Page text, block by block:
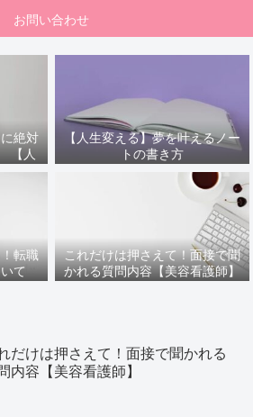
お問い合わせ
絶対
【人
【人生変える】夢を叶えるノー
トの書き方
転職
て
これだけは押さえて！面接で聞
かれる質問内容【美容看護師】
だけは押さえて！面接で聞かれる
内容【美容看護師】